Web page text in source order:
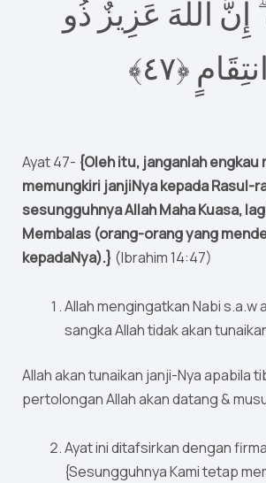
اللَّهَ عَزِيزٌ ذُو
انتِقَامٍ ‎﴿٧٤﴾
Ayat 47- {Oleh itu, janganlah engkau
memungkiri janjiNya kepada Rasul-
sesungguhnya Allah Maha Kuasa,
Membalas (orang-orang yang
kepadaNya).} (Ibrahim 14:47)
Allah mengingatkan Nabi s.a.w
sangka Allah tidak akan
Allah akan tunaikan janji-Nya apabila
pertolongan Allah akan datang &
Ayat ini ditafsirkan dengan
{Sesungguhnya Kami tetap